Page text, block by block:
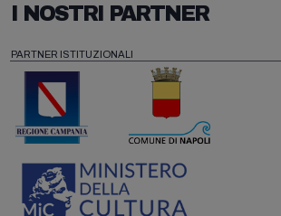
I NOSTRI PARTNER
PARTNER ISTITUZIONALI